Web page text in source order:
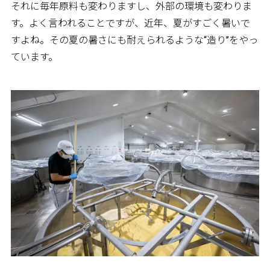
それに毎年原料も変わりますし、外部の環境も変わりま
す。よく言われることですが、近年、夏がすごく暑いで
すよね。その夏の暑さにも耐えられるような“造り”をやっ
ています。